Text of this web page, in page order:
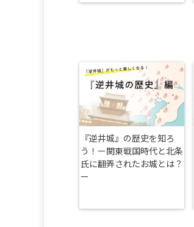
『逆井城』の歴史を知ろ
う！ー関東戦国時代と北条
氏に翻弄されたお城とは？
ー